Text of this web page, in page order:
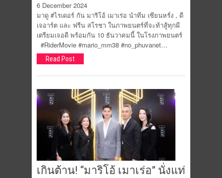
6 December 2024
มาดู #ไรเดอร์ กัน มาริโอ้ เมาเร่อ นำทีม เซียนหรั่ง , ดี
เจอาร์ต และ ฟรีน สโรชา ในภาพยนตร์ที่จะท้าสู้ทุกผี
เตรียมเจอดี พร้อมกัน 10 ธันวาคมนี้ ในโรงภาพยนตร์
#RiderMovie #mario_mm38 #no_phuvanet…
Read Post
เกินต้าน! “มาริโอ้ เมาเร่อ” นั่งแท่